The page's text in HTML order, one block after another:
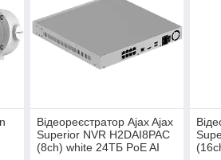
Відеореєстратор Ajax Ajax
Superior NVR H2DAI8PAC
(8ch) white 24ТБ PoE AI